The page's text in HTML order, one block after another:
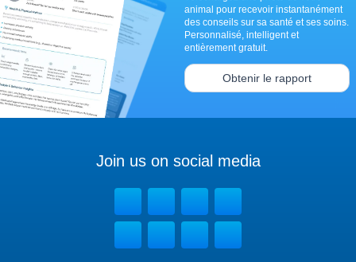
animal pour recevoir instantanément
des conseils sur sa santé et ses soins.
Personnalisé, intelligent et
entièrement gratuit.
Obtenir le rapport
Join us on social media